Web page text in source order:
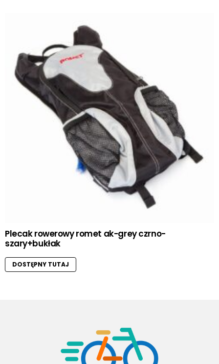
Plecak rowerowy romet ak-grey czrno-
szary+bukłak
DOSTĘPNY TUTAJ